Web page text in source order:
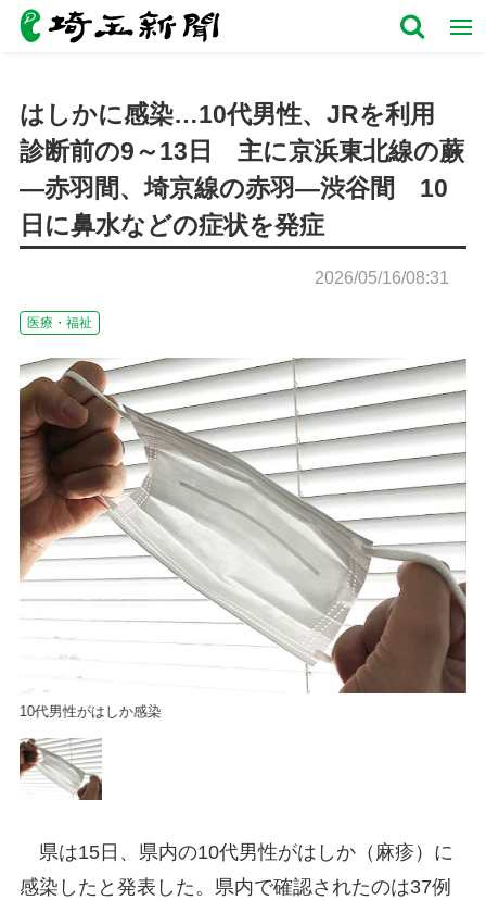
はしかに感染…10代男性、JRを利用
診断前の9～13日 主に京浜東北線の蕨
―赤羽間、埼京線の赤羽―渋谷間 10
日に鼻水などの症状を発症
2026/05/16/08:31
医療・福祉
10代男性がはしか感染
県は15日、県内の10代男性がはしか（麻疹）に
感染したと発表した。県内で確認されたのは37例